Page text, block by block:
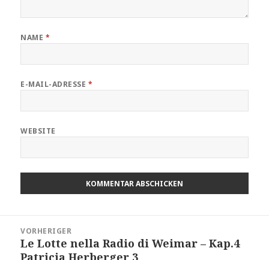
NAME *
E-MAIL-ADRESSE *
WEBSITE
VORHERIGER
Vorheriger
Le Lotte nella Radio di Weimar – Kap.4
Patricia Herberger 3